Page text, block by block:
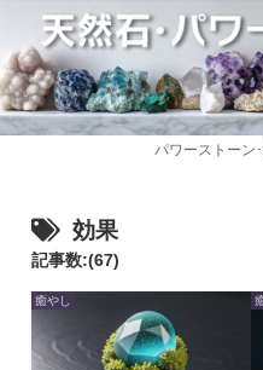
パワーストーン
効果
記事数:(67)
癒やし